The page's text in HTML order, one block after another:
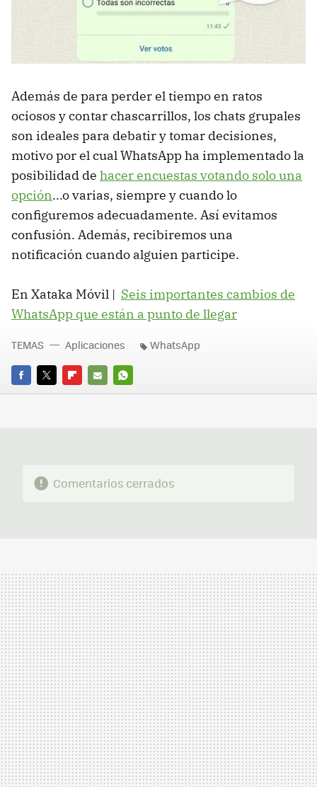
Además de para perder el tiempo en ratos
ociosos y contar chascarrillos, los chats grupales
son ideales para debatir y tomar decisiones,
motivo por el cual WhatsApp ha implementado la
posibilidad de hacer encuestas votando solo una
opción...o varias, siempre y cuando lo
configuremos adecuadamente. Así evitamos
confusión. Además, recibiremos una
notificación cuando alguien participe.
En Xataka Móvil | Seis importantes cambios de
WhatsApp que están a punto de llegar
FACEBOOK
TWITTERFLIPBOARD
E-
WHATSAPP
TEMAS Aplicaciones WhatsApp
Comentarios cerrados